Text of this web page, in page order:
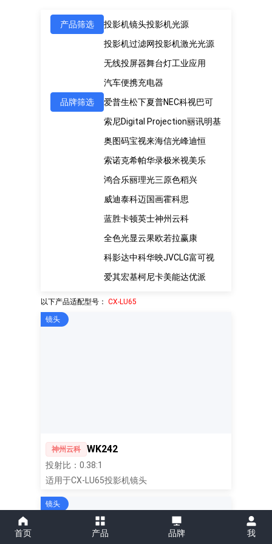
产品筛选 投影机镜头投影机光源
投影机过滤网投影机激光光源
无线投屏器舞台灯工业应用
汽车便携充电器
品牌筛选
爱普生松下夏普NEC科视巴可
索尼Digital Projection丽讯明基
奥图码宝视来海信光峰迪恒
索诺克希帕华录极米视美乐
鸿合乐丽理光三原色稻兴
威迪泰科迈国画霍科思
蓝胜卡顿英士神州云科
全色光显云果欧若拉赢康
科影达中科华映JVCLG富可视
爱其宏基柯尼卡美能达优派
以下产品适配型号：CX-LU65
神州云科 WK242
投射比：0.38:1
适用于CX-LU65投影机镜头
镜头
镜头
首页 产品 品牌 我